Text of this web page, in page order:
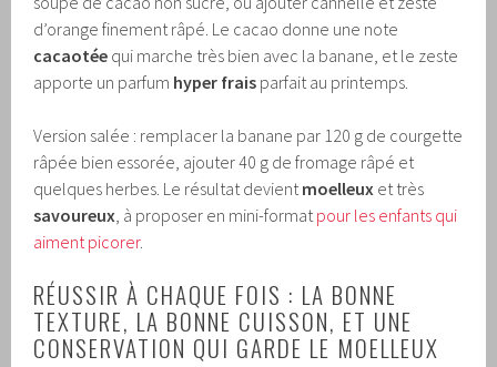
d’orange finement râpé. Le cacao donne une note
cacaotée qui marche très bien avec la banane, et le zeste
apporte un parfum hyper frais parfait au printemps.
Version salée : remplacer la banane par 120 g de courgette
râpée bien essorée, ajouter 40 g de fromage râpé et
quelques herbes. Le résultat devientmoelleux et très
savoureux, à proposer en mini-formatpour les enfants qui
aiment picorer.
RÉUSSIR À CHAQUE FOIS : LA BONNE
TEXTURE, LA BONNE CUISSON, ET UNE
CONSERVATION QUI GARDE LE MOELLEUX